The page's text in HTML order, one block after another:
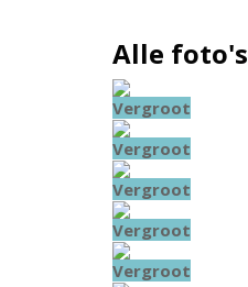
Alle foto's
Vergroot
Vergroot
Vergroot
Vergroot
Vergroot